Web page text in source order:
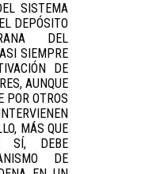
SISTEMA
DEPÓSITO
DEL
SIEMPRE
DE
AUNQUE
POR OTROS
MÁS QUE
SÍ, DEBE
DE